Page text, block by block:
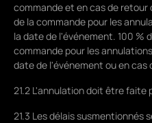
commande et en cas de
de la commande pour les
la date de l'événement. 100 %
commande pour les
date de l'événement ou en
21.2 L'annulation doit être
21.3 Les délais susmentionnés